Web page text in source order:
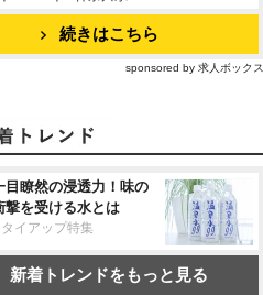
続きはこちら
sponsored by 求人ボックス
目瞭然の浸透力！味の
撃を受ける水とは
イアップ特集
新着トレンドをもっと見る